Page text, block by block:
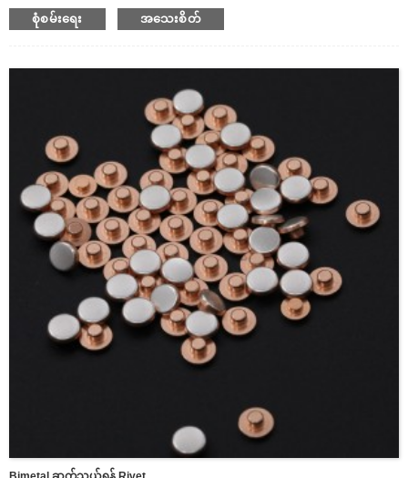
ဖွဲ့စည်းမှုကို ခွဲခြမ်းစိတ်ဖြာခြင်း။
စုံစမ်းရေး အသေးစိတ်